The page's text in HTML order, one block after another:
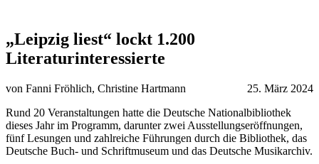
„Leipzig liest“ lockt 1.200
Literaturinteressierte
25. März 2024
von Fanni Fröhlich, Christine Hartmann
Rund 20 Veranstaltungen hatte die Deutsche Nationalbibliothek
dieses Jahr im Programm, darunter zwei Ausstellungseröffnungen,
fünf Lesungen und zahlreiche Führungen durch die Bibliothek, das
Deutsche Buch- und Schriftmuseum und das Deutsche Musikarchiv.